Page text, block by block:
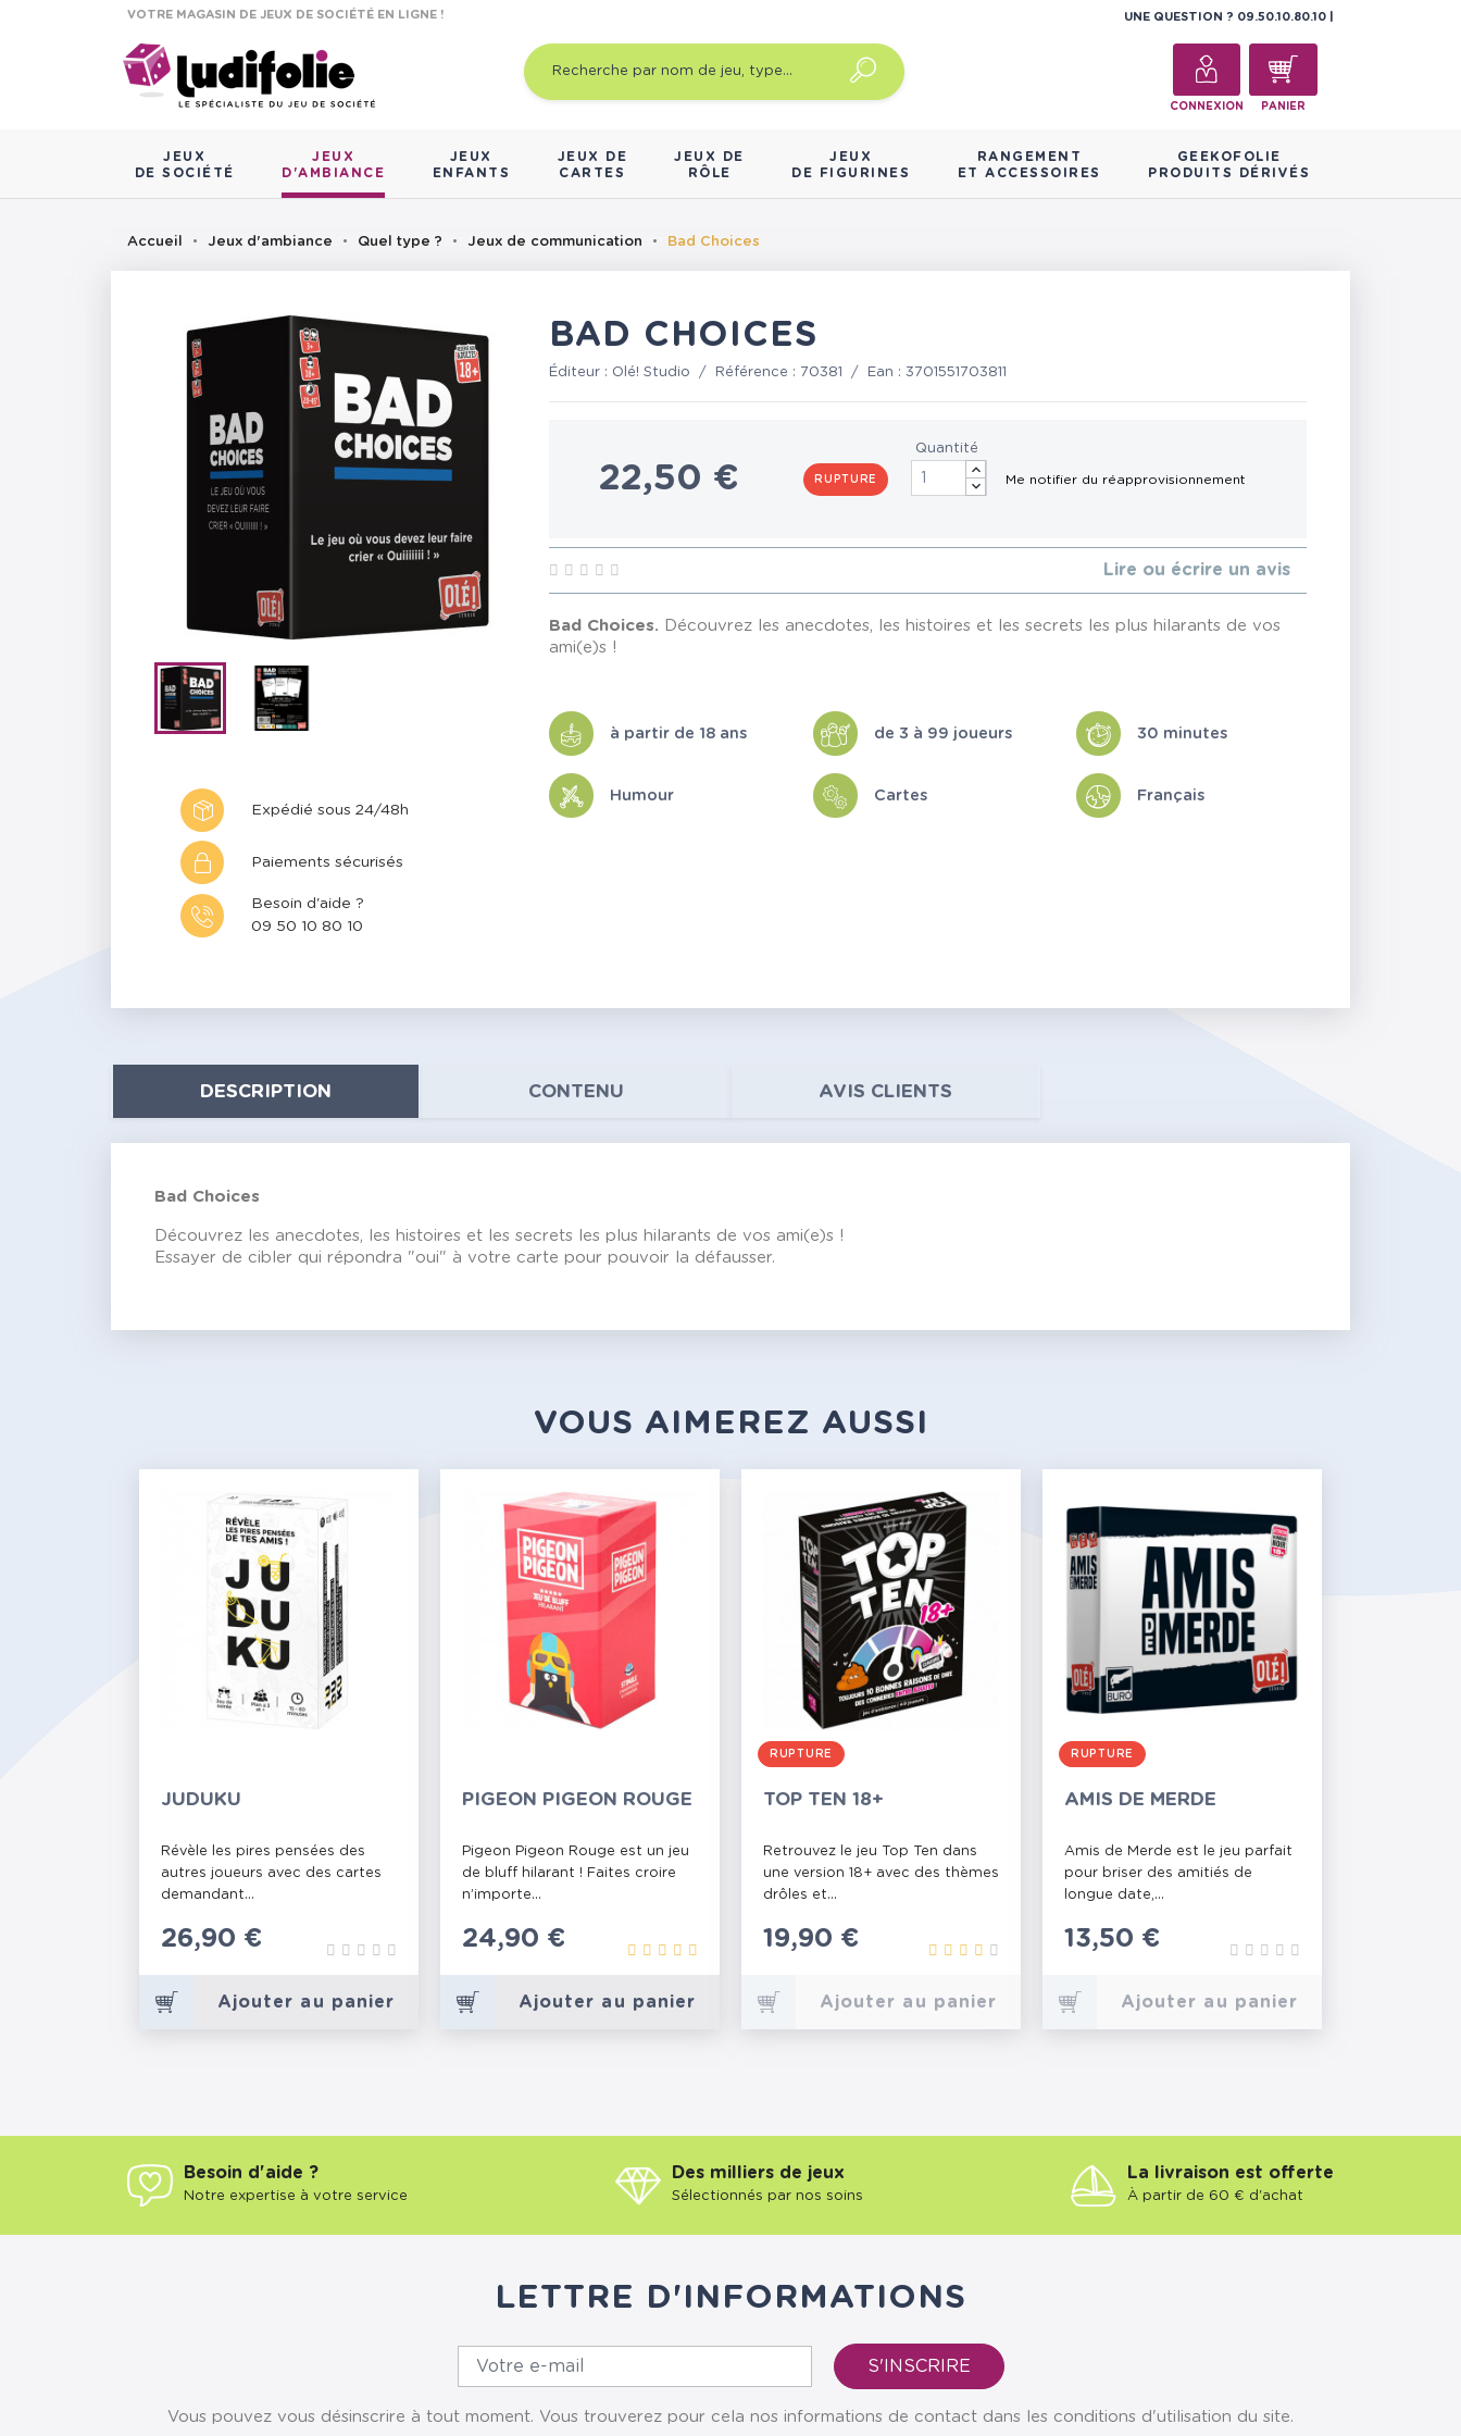
VOTRE MAGASIN DE JEUX DE SOCIÉTÉ EN LIGNE ! UNE QUESTION ? 09.50.10.80.10
CONNEXION PANIER
JEUX
DE SOCIÉTÉ
JEUX
D'AMBIANCE
JEUX
ENFANTS
JEUX DE
CARTES
JEUX DE
RÔLE
JEUX
DE FIGURINES
RANGEMENT
ET ACCESSOIRES
GEEKOFOLIE
PRODUITS DÉRIVÉS
Accueil Jeux d'ambiance Quel type ? Jeux de communication Bad Choices
Expédié sous 24/48h
Paiements sécurisés
Besoin d'aide ?
09 50 10 80 10
BAD CHOICES
Éditeur : Olé! Studio / Référence : 70381 / Ean :3701551703811
22,50 € RUPTURE
Quantité
Lire ou écrire un avis
Bad Choices. Découvrez les anecdotes, les histoires et les secrets les plus hilarants de vos
ami(e)s !
à partir de 18 ans de 3 à 99 joueurs 30 minutes
Humour Cartes Français
DESCRIPTION CONTENU AVIS CLIENTS
Bad Choices
Découvrez les anecdotes, les histoires et les secrets les plus hilarants de vos ami(e)s !
Essayer de cibler qui répondra "oui" à votre carte pour pouvoir la défausser.
VOUS AIMEREZ AUSSI
JUDUKU
Révèle les pires pensées des
autres joueurs avec des cartes
demandant...
Prix
26,90 €
Ajouter au panier
PIGEON PIGEON ROUGE
Pigeon Pigeon Rouge est un jeu
de bluff hilarant ! Faites croire
n’importe...
Prix
24,90 €
Ajouter au panier
RUPTURE
TOP TEN 18+
Retrouvez le jeu Top Ten dans
une version 18+ avec des thèmes
drôles et...
Prix
19,90 €
Ajouter au panier
RUPTURE
AMIS DE MERDE
Amis de Merde est le jeu parfait
pour briser des amitiés de
longue date,...
Prix
13,50 €
Ajouter au panier
Besoin d'aide ?
Notre expertise à votre service
Des milliers de jeux
Sélectionnés par nos soins
La livraison est offerte
À partir de 60 € d'achat
LETTRE D'INFORMATIONS
Vous pouvez vous désinscrire à tout moment. Vous trouverez pour cela nos informations de contact dans les conditions d'utilisation du site.